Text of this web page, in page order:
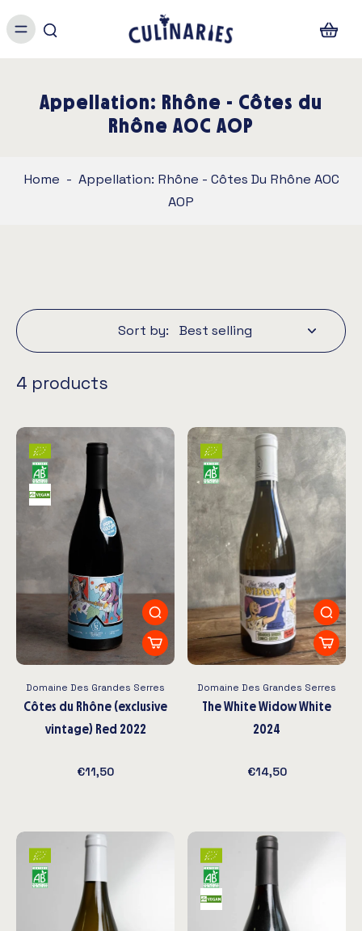
Appellation: Rhône - Côtes du
Rhône AOC AOP
Home - Appellation: Rhône - Côtes Du Rhône AOC
AOP
Sort by:
4 products
Domaine Des Grandes Serres
Côtes du Rhône (exclusive
vintage) Red 2022
€11,50
Domaine Des Grandes Serres
The White Widow White
2024
€14,50